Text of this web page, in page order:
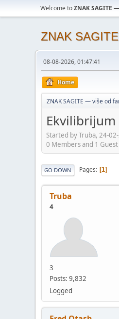
Welcome toZNAK SAGITE
ZNAK
08-08-2026, 01:47:41
Home
ZNAK SAGITE — više od
Ekvilibrijum
Started by Truba, 24-
0 Members and 1
GO DOWN Pages 1
Truba
4
3
Posts: 9,832
Logged